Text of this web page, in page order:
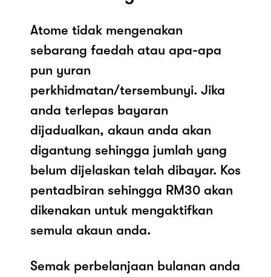
Atome tidak mengenakan
sebarang faedah atau apa-apa
pun yuran
perkhidmatan/tersembunyi. Jika
anda terlepas bayaran
dijadualkan, akaun anda akan
digantung sehingga jumlah yang
belum dijelaskan telah dibayar. Kos
pentadbiran sehingga RM30 akan
dikenakan untuk mengaktifkan
semula akaun anda.
Semak perbelanjaan bulanan anda